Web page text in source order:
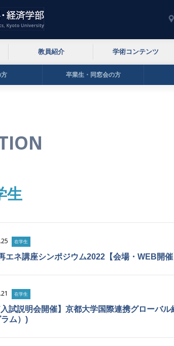
教員紹介 学術コンテンツ
卒業生・同窓会の方
生
在学生
エネ講座シンポジウム2022【会場・WEB開
在学生
入試説明会開催】京都大学国際連携グローバ
ム）)